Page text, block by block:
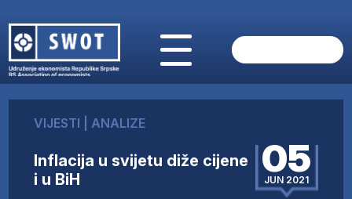
O NAMA
AKTUELNO
ANALIZE
VIJESTI ANALIZE
Inflacija u svijetu diže cijene
i u BiH
05
JUN 2021